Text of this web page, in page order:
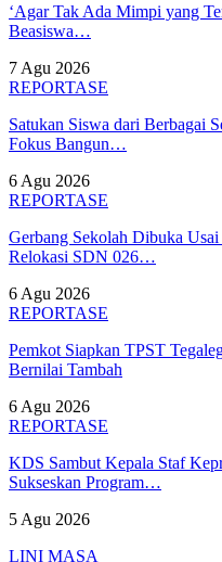
‘Agar Tak Ada Mimpi yang
Beasiswa…
7 Agu 2026
REPORTASE
Satukan Siswa dari Berbagai
Fokus Bangun…
6 Agu 2026
REPORTASE
Gerbang Sekolah Dibuka
Relokasi SDN 026…
6 Agu 2026
REPORTASE
Pemkot Siapkan TPST
Bernilai Tambah
6 Agu 2026
REPORTASE
KDS Sambut Kepala Staf
Sukseskan Program…
5 Agu 2026
LINI MASA